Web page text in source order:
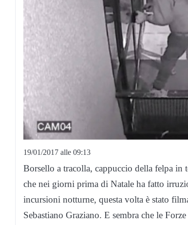
19/01/2017 alle 09:13
Borsello a tracolla, cappuccio della felpa in
che nei giorni prima di Natale ha fatto
incursioni notturne, questa volta è stato
Sebastiano Graziano. E sembra che le